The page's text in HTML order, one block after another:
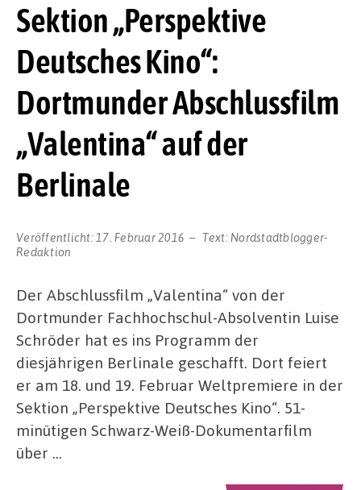
Sektion „Perspektive
Deutsches Kino“:
Dortmunder Abschlussfilm
„Valentina“ auf der
Berlinale
Veröffentlicht: 17. Februar 2016 Text: Nordstadtblogger-
Redaktion
Der Abschlussfilm „Valentina“ von der
Dortmunder Fachhochschul-Absolventin Luise
Schröder hat es ins Programm der
diesjährigen Berlinale geschafft. Dort feiert
er am 18. und 19. Februar Weltpremiere in der
Sektion „Perspektive Deutsches Kino“. 51-
minütigen Schwarz-Weiß-Dokumentarfilm
über …